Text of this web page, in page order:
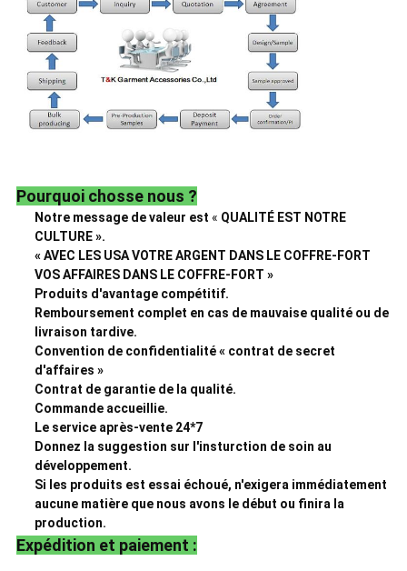
Pourquoi chosse nous ?
Notre message de valeur est « QUALITÉ EST NOTRE
CULTURE ».
« AVEC LES USA VOTRE ARGENT DANS LE COFFRE-FORT
VOS AFFAIRES DANS LE COFFRE-FORT »
Produits d'avantage compétitif.
Remboursement complet en cas de mauvaise qualité ou de
livraison tardive.
Convention de confidentialité « contrat de secret
d'affaires »
Contrat de garantie de la qualité.
Commande accueillie.
Le service après-vente 24*7
Donnez la suggestion sur l'insturction de soin au
développement.
Si les produits est essai échoué, n'exigera immédiatement
aucune matière que nous avons le début ou finira la
production.
Expédition et paiement :